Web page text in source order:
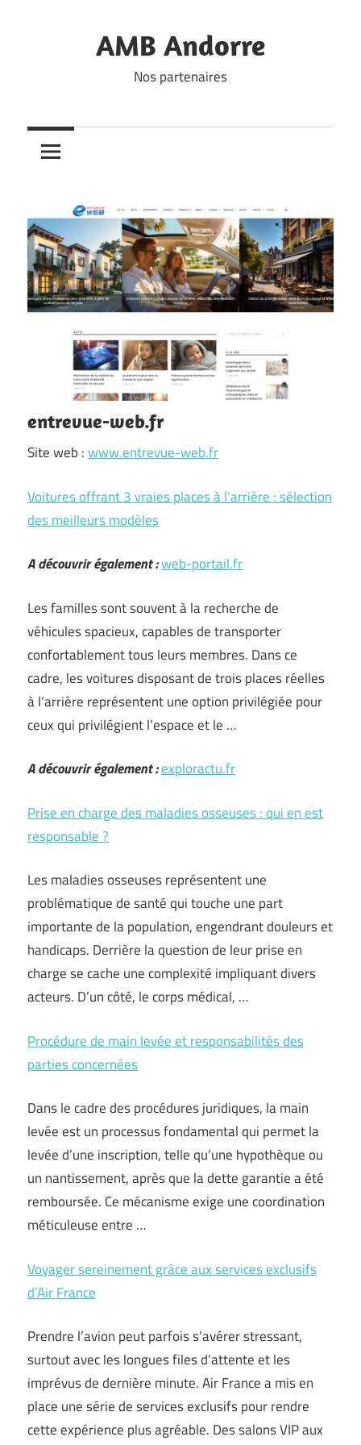
AMB Andorre
Nos partenaires
entrevue-web.fr
Site web :www.entrevue-web.fr
Voitures offrant 3 vraies places à l’arrière : sélection
des meilleurs modèles
A découvrir également :web-portail.fr
Les familles sont souvent à la recherche de
véhicules spacieux, capables de transporter
confortablement tous leurs membres. Dans ce
cadre, les voitures disposant de trois places réelles
à l’arrière représentent une option privilégiée pour
ceux qui privilégient l’espace et le …
A découvrir également :exploractu.fr
Prise en charge des maladies osseuses : qui en est
responsable ?
Les maladies osseuses représentent une
problématique de santé qui touche une part
importante de la population, engendrant douleurs et
handicaps. Derrière la question de leur prise en
charge se cache une complexité impliquant divers
acteurs. D’un côté, le corps médical, …
Procédure de main levée et responsabilités des
parties concernées
Dans le cadre des procédures juridiques, la main
levée est un processus fondamental qui permet la
levée d’une inscription, telle qu’une hypothèque ou
un nantissement, après que la dette garantie a été
remboursée. Ce mécanisme exige une coordination
méticuleuse entre …
Voyager sereinement grâce aux services exclusifs
d’Air France
Prendre l’avion peut parfois s’avérer stressant,
surtout avec les longues files d’attente et les
imprévus de dernière minute. Air France a mis en
place une série de services exclusifs pour rendre
cette expérience plus agréable. Des salons VIP aux